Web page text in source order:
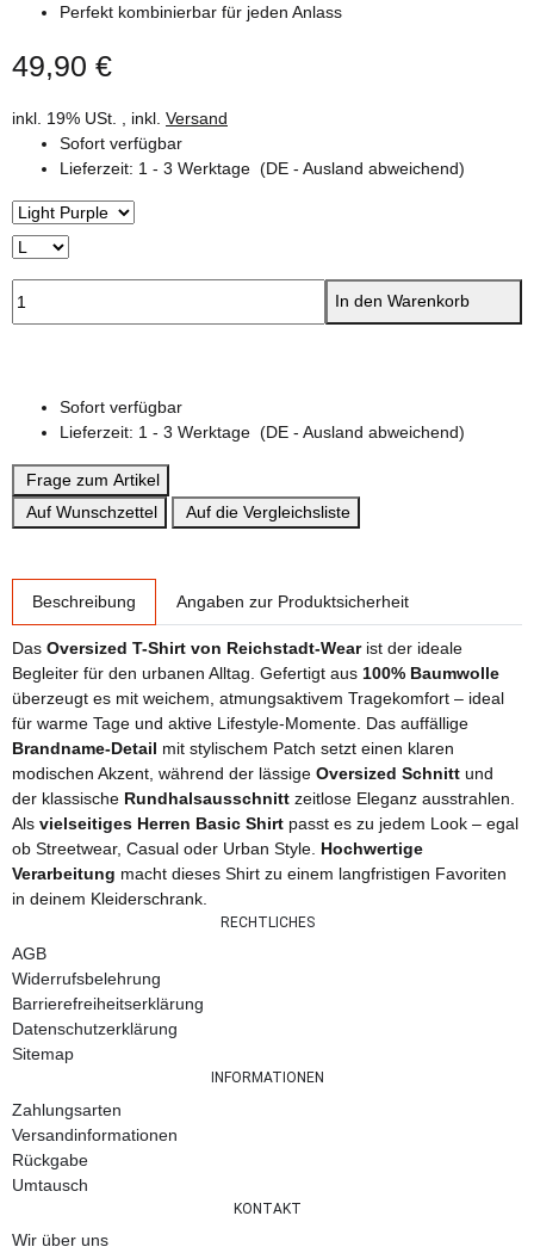
Perfekt kombinierbar für jeden Anlass
49,90 €
inkl. 19% USt. , inkl. Versand
Sofort verfügbar
Lieferzeit: 1 - 3 Werktage (DE - Ausland abweichend)
In den Warenkorb
Sofort verfügbar
Lieferzeit: 1 - 3 Werktage (DE - Ausland abweichend)
Frage zum Artikel
Auf Wunschzettel
Auf die Vergleichsliste
Beschreibung Angaben zur Produktsicherheit
Das Oversized T-Shirt von Reichstadt-Wearist der ideale
Begleiter für den urbanen Alltag. Gefertigt aus 100% Baumwolle
überzeugt es mit weichem, atmungsaktivem Tragekomfort – ideal
für warme Tage und aktive Lifestyle-Momente. Das auffällige
Brandname-Detail mit stylischem Patch setzt einen klaren
modischen Akzent, während der lässige Oversized Schnitt und
der klassische Rundhalsausschnitt zeitlose Eleganz ausstrahlen.
Als vielseitiges Herren Basic Shirt passt es zu jedem Look – egal
ob Streetwear, Casual oder Urban Style. Hochwertige
Verarbeitung macht dieses Shirt zu einem langfristigen Favoriten
in deinem Kleiderschrank.
RECHTLICHES
AGB
Widerrufsbelehrung
Barrierefreiheitserklärung
Datenschutzerklärung
Sitemap
INFORMATIONEN
Zahlungsarten
Versandinformationen
Rückgabe
Umtausch
KONTAKT
Wir über uns